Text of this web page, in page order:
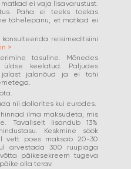
ei vaja lisavarustust.
Paha ei teeks toekas
tähelepanu, et matkad ei
reisimeditsiini
>
tasuline. Mõnedes
keelatud. Paljudes
jalanõud ja ei tohi
nii dollarites kui eurodes.
ilma maksudeta, mis
Tavaliselt lisandub 13%
Keskmine söök
vett poes maksab 20-30
arvestada 300 ruupiaga
päikesekreem tugeva
olla terav.